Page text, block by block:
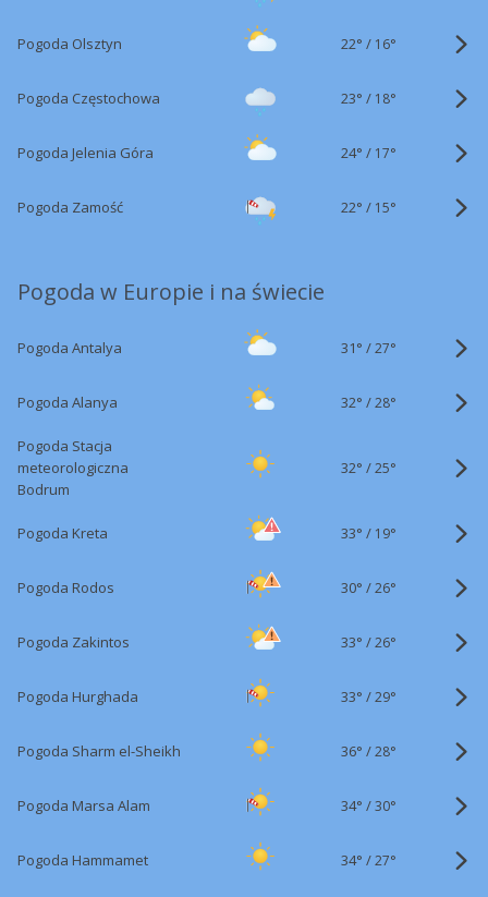
Pogoda Olsztyn 22° / 16°
Pogoda Częstochowa 23° / 18°
Pogoda Jelenia Góra 24° / 17°
Pogoda Zamość 22° / 15°
Pogoda w Europie i na świecie
Pogoda Antalya 31° /27°
Pogoda Alanya 32° /28°
Pogoda Stacja
meteorologiczna
Bodrum
32° /25°
Pogoda Kreta 33° / 19°
Pogoda Rodos 30° /26°
Pogoda Zakintos 33° /26°
Pogoda Hurghada 33° /29°
Pogoda Sharm el-Sheikh 36° /28°
Pogoda Marsa Alam 34° /30°
Pogoda Hammamet 34° /27°